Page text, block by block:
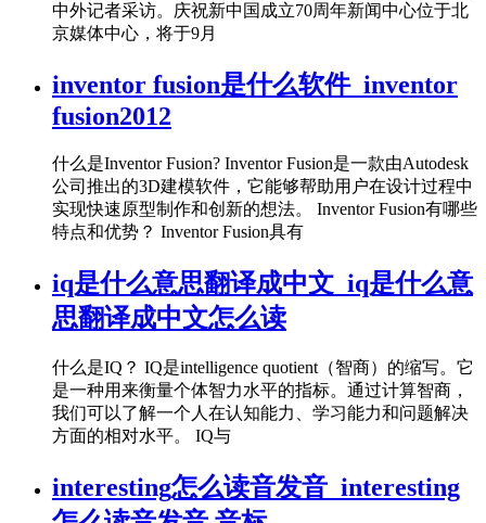
中外记者采访。庆祝新中国成立70周年新闻中心位于北
京媒体中心，将于9月
inventor fusion是什么软件_inventor
fusion2012
什么是Inventor Fusion? Inventor Fusion是一款由Autodesk
公司推出的3D建模软件，它能够帮助用户在设计过程中
实现快速原型制作和创新的想法。 Inventor Fusion有哪些
特点和优势？ Inventor Fusion具有
iq是什么意思翻译成中文_iq是什么意
思翻译成中文怎么读
什么是IQ？ IQ是intelligence quotient（智商）的缩写。它
是一种用来衡量个体智力水平的指标。通过计算智商，
我们可以了解一个人在认知能力、学习能力和问题解决
方面的相对水平。 IQ与
interesting怎么读音发音_interesting